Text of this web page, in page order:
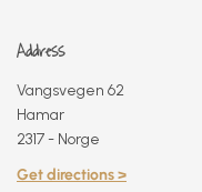
Address
Vangsvegen 62
Hamar
2317 - Norge
Get directions >